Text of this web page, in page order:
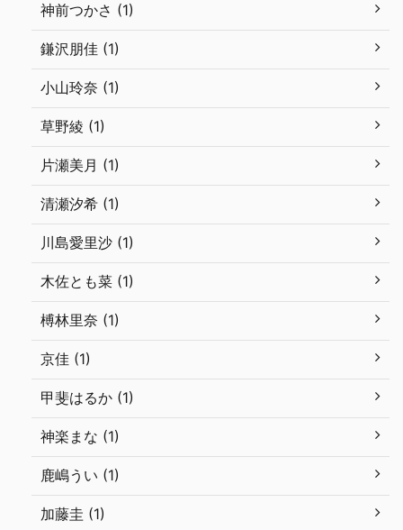
神前つかさ (1)
鎌沢朋佳 (1)
小山玲奈 (1)
草野綾 (1)
片瀬美月 (1)
清瀬汐希 (1)
川島愛里沙 (1)
木佐とも菜 (1)
榑林里奈 (1)
京佳 (1)
甲斐はるか (1)
神楽まな (1)
鹿嶋うい (1)
加藤圭 (1)